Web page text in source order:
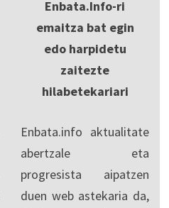
Enbata.Info-ri
emaitza bat egin
edo harpidetu
zaitezte
hilabetekariari
Enbata.info aktualitate
abertzale eta
progresista aipatzen
duen web astekaria da,